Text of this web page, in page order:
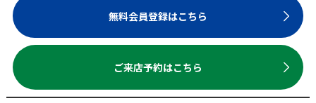
無料会員登録はこちら
ご来店予約はこちら